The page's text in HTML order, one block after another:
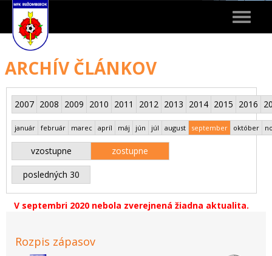
Toggle
ARCHÍV ČLÁNKOV
2007 2008 2009 2010 2011 2012 2013 2014 2015 2016
január február marec apríl máj jún júl august september október
vzostupne zostupne
posledných 30
V septembri 2020 nebola zverejnená žiadna aktualita.
Rozpis zápasov